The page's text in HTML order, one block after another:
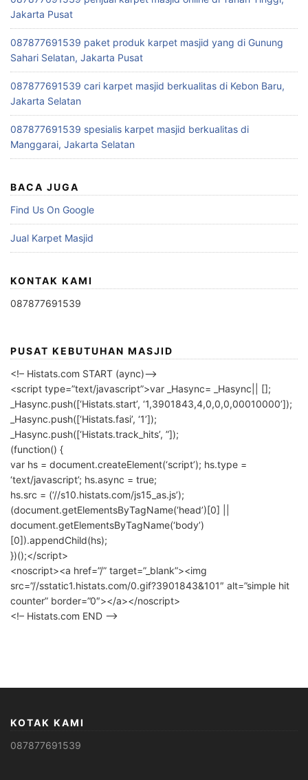
Jakarta Pusat
087877691539 paket produk karpet masjid yang di Gunung
Sahari Selatan, Jakarta Pusat
087877691539 cari karpet masjid berkualitas di Kebon Baru,
Jakarta Selatan
087877691539 spesialis karpet masjid berkualitas di
Manggarai, Jakarta Selatan
BACA JUGA
Find Us On Google
Jual Karpet Masjid
KONTAK KAMI
087877691539
PUSAT KEBUTUHAN MASJID
<!– Histats.com START (aync)–>
<script type=”text/javascript”>var _Hasync= _Hasync|| [];
_Hasync.push([‘Histats.start’, ‘1,3901843,4,0,0,0,00010000’]);
_Hasync.push([‘Histats.fasi’, ‘1’]);
_Hasync.push([‘Histats.track_hits’, ”]);
(function() {
var hs = document.createElement(‘script’); hs.type =
‘text/javascript’; hs.async = true;
hs.src = (‘//s10.histats.com/js15_as.js’);
(document.getElementsByTagName(‘head’)[0] ||
document.getElementsByTagName(‘body’)
[0]).appendChild(hs);
})();</script>
<noscript><a href=”/” target=”_blank”><img
src=”//sstatic1.histats.com/0.gif?3901843&101″ alt=”simple hit
counter” border=”0″></a></noscript>
<!– Histats.com END –>
KOTAK KAMI
087877691539